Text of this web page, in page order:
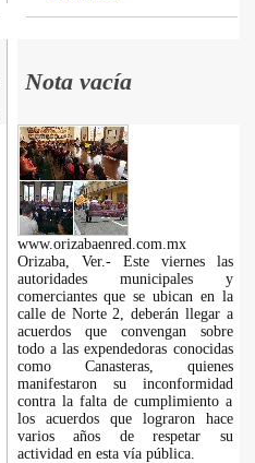
Nota vacía
www.orizabaenred.com.mx
Orizaba, Ver.- Este viernes las
autoridades municipales y
comerciantes que se ubican en la
calle de Norte 2, deberán llegar a
acuerdos que convengan sobre
todo a las expendedoras conocidas
como Canasteras, quienes
manifestaron su inconformidad
contra la falta de cumplimiento a
los acuerdos que lograron hace
varios años de respetar su
actividad en esta vía pública.